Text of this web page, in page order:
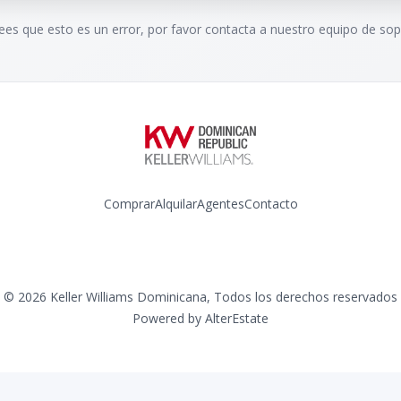
que esto es un error, por favor contacta a nuestro equipo de
ComprarAlquilarAgentesContacto
© 2026 Keller Williams Dominicana, Todos los derechos reservados
Powered by AlterEstate